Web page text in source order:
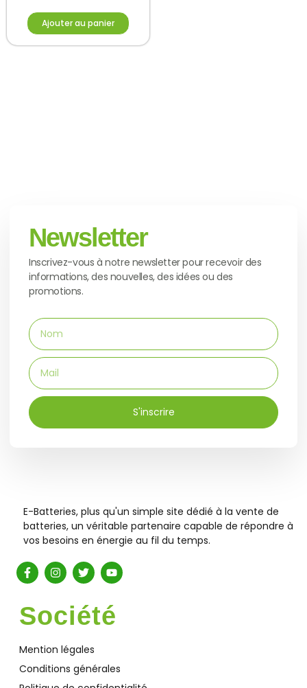
Ajouter au panier
Newsletter
Inscrivez-vous à notre newsletter pour recevoir des
informations, des nouvelles, des idées ou des
promotions.
S'inscrire
E-Batteries, plus qu'un simple site dédié à la vente de
batteries, un véritable partenaire capable de répondre à
vos besoins en énergie au fil du temps.
Société
Mention légales
Conditions générales